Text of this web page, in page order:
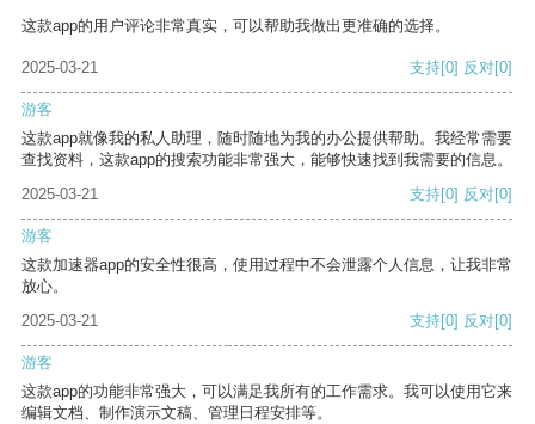
这款app的用户评论非常真实，可以帮助我做出更准确的选择。
2025-03-21 支持[0] 反对[0]
游客
这款app就像我的私人助理，随时随地为我的办公提供帮助。我经常需要
查找资料，这款app的搜索功能非常强大，能够快速找到我需要的信息。
2025-03-21
支持[0] 反对[0]
游客
这款加速器app的安全性很高，使用过程中不会泄露个人信息，让我非常
放心。
2025-03-21
支持[0] 反对[0]
游客
这款app的功能非常强大，可以满足我所有的工作需求。我可以使用它来
编辑文档、制作演示文稿、管理日程安排等。